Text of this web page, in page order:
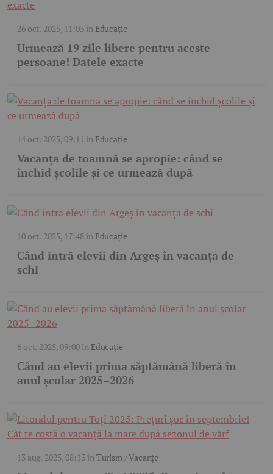
26 oct. 2025, 11:03în Educație
Urmează 19 zile libere pentru aceste
persoane! Datele exacte
14 oct. 2025, 09:11 în Educație
Vacanța de toamnă se apropie: când se
închid școlile și ce urmează după
10 oct. 2025, 17:48în Educație
Când intră elevii din Argeș în vacanța de
schi
6 oct. 2025, 09:00în Educație
Când au elevii prima săptămână liberă în
anul școlar 2025–2026
13 aug. 2025, 08:13înTurism / Vacanțe